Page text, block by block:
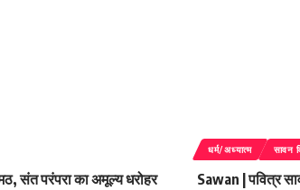
संत परंपरा का अमूल्य धरोहर
धर्म/अध्यात्म सावन
Sawan | पवित्र